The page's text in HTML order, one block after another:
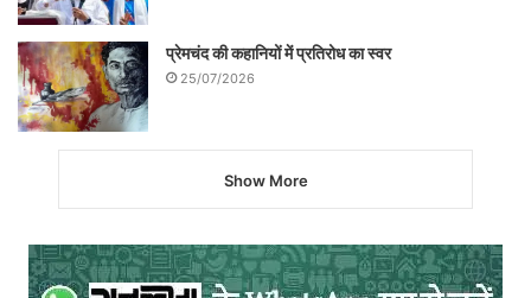
प्रेमचंद की कहानियों में प्रतिरोध का स्वर
25/07/2026
Show More